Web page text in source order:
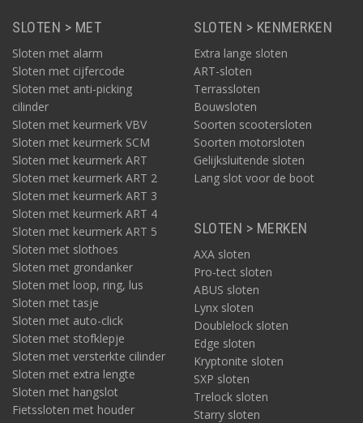
SLOTEN > MET
Sloten met alarm
Sloten met cijfercode
Sloten met anti-picking
cilinder
Sloten met keurmerk VBV
Sloten met keurmerk SCM
Sloten met keurmerk ART
Sloten met keurmerk ART 2
Sloten met keurmerk ART 3
Sloten met keurmerk ART 4
Sloten met keurmerk ART 5
Sloten met slothoes
Sloten met grondanker
Sloten met loop, ring, lus
Sloten met tasje
Sloten met auto-click
Sloten met stofklepje
Sloten met versterkte cilinder
Sloten met extra lengte
Sloten met hangslot
Fietssloten met houder
SLOTEN > KENMERKEN
Extra lange sloten
ART-sloten
Terrassloten
Bouwsloten
Soorten scootersloten
Soorten motorsloten
Gelijksluitende sloten
Lang slot voor de boot
SLOTEN > MERKEN
AXA sloten
Pro-tect sloten
ABUS sloten
Lynx sloten
Doublelock sloten
Edge sloten
Kryptonite sloten
SXP sloten
Trelock sloten
Starry sloten